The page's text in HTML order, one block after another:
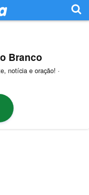
Branco
notícia e oração! ·